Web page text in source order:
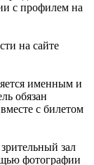
с профилем на
на сайте
именным и
обязан
с билетом
зал
фотографии